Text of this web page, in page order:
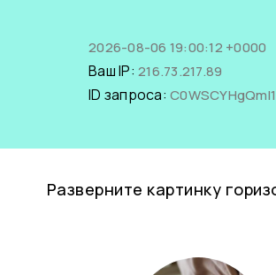
2026-08-06 19:00:12 +0000
Ваш IP: 216.73.217.89
ID запроса: C0WSCYHgQmI1
Разверните картинку